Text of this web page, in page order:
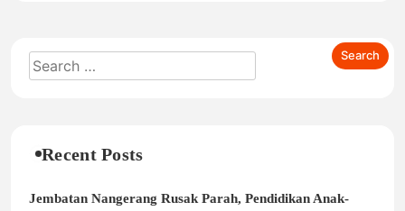
Recent Posts
Jembatan Nangerang Rusak Parah, Pendidikan Anak-